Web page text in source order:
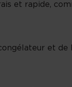
et rapide,
et